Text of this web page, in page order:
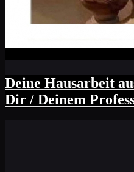
Deine Hausarbeit
Dir / Deinem